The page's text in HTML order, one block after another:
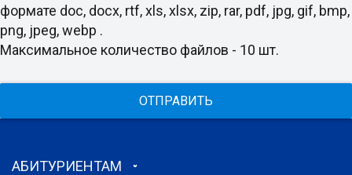
формате doc, docx, rtf, xls, xlsx, zip, rar, pdf, jpg, gif, bmp,
png, jpeg, webp .
Максимальное количество файлов - 10 шт.
ОТПРАВИТЬ
АБИТУРИЕНТАМ